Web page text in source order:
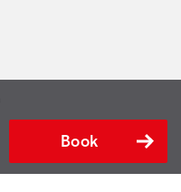
Book